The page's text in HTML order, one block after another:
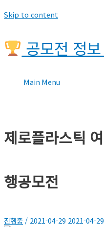
Skip to content
공모전 정
Main Menu
제로플라스틱
행공모전
진행중 / 2021-04-29 2021-04-29